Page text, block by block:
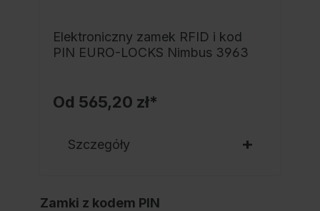
Elektroniczny zamek RFID i kod
PIN EURO-LOCKS Nimbus 3963
Od 565,20 zł*
Szczegóły
Zamki z kodem PIN